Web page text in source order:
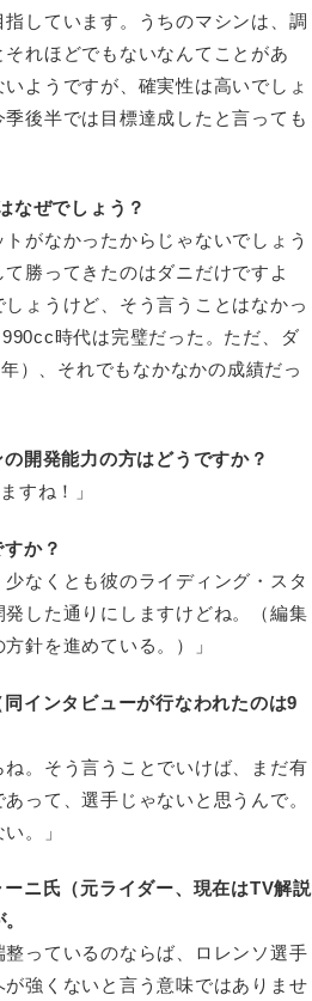
しています。うちのマシンは、調
れほどでもないなんてことがあ
ようですが、確実性は高いでしょ
後半では目標達成したと言っても
なぜでしょう？
がなかったからじゃないでしょう
勝ってきたのはダニだけですよ
ょうけど、そう言うことはなかっ
時代は完璧だった。ただ、ダ
）、それでもなかなかの成績だっ
開発能力の方はどうですか？
すね！」
か？
なくとも彼のライディング・スタ
した通りにしますけどね。（編集
針を進めている。）」
インタビューが行なわれたのは9
。そう言うことでいけば、まだ有
って、選手じゃないと思うんで。
。」
ニ氏（元ライダー、現在はTV解説
っているのならば、ロレンソ選手
強くないと言う意味ではありませ